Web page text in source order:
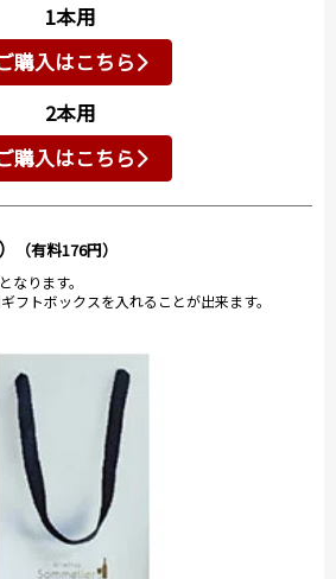
1本用
購入はこちら
2本用
購入はこちら
（有料176円）
なります。
フトボックスを入れることが出来ます。